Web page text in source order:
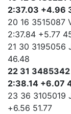
2:37.03 +4.96
20 16 3515087
2:37.84 +5.77
21 30 3195056
46.48
22 31 3485342
2:38.14 +6.07
23 36 3105019
+6.56 51.77